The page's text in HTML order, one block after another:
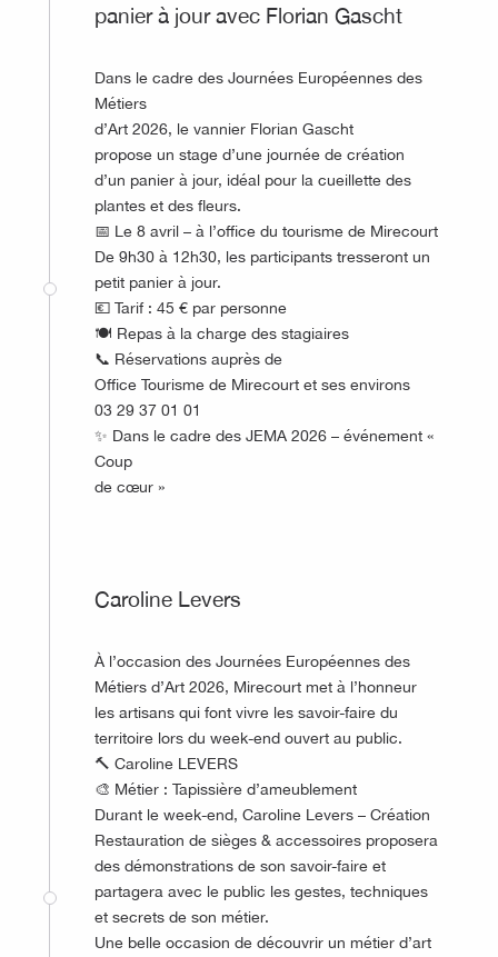
panier à jour avec Florian Gascht
Dans le cadre des Journées Européennes des
Métiers
d’Art 2026, le vannier Florian Gascht
propose un stage d’une journée de création
d’un panier à jour, idéal pour la cueillette des
plantes et des fleurs.
📅 Le 8 avril – à l’office du tourisme de Mirecourt
De 9h30 à 12h30, les participants tresseront un
petit panier à jour.
💶 Tarif : 45 € par personne
🍽️ Repas à la charge des stagiaires
📞 Réservations auprès de
Office Tourisme de Mirecourt et ses environs
03 29 37 01 01
✨ Dans le cadre des JEMA 2026 – événement «
Coup
de cœur »
Caroline Levers
À l’occasion des Journées Européennes des
Métiers d’Art 2026, Mirecourt met à l’honneur
les artisans qui font vivre les savoir-faire du
territoire lors du week-end ouvert au public.
🔨 Caroline LEVERS
🎨 Métier : Tapissière d’ameublement
Durant le week-end, Caroline Levers – Création
Restauration de sièges & accessoires proposera
des démonstrations de son savoir-faire et
partagera avec le public les gestes, techniques
et secrets de son métier.
Une belle occasion de découvrir un métier d’art